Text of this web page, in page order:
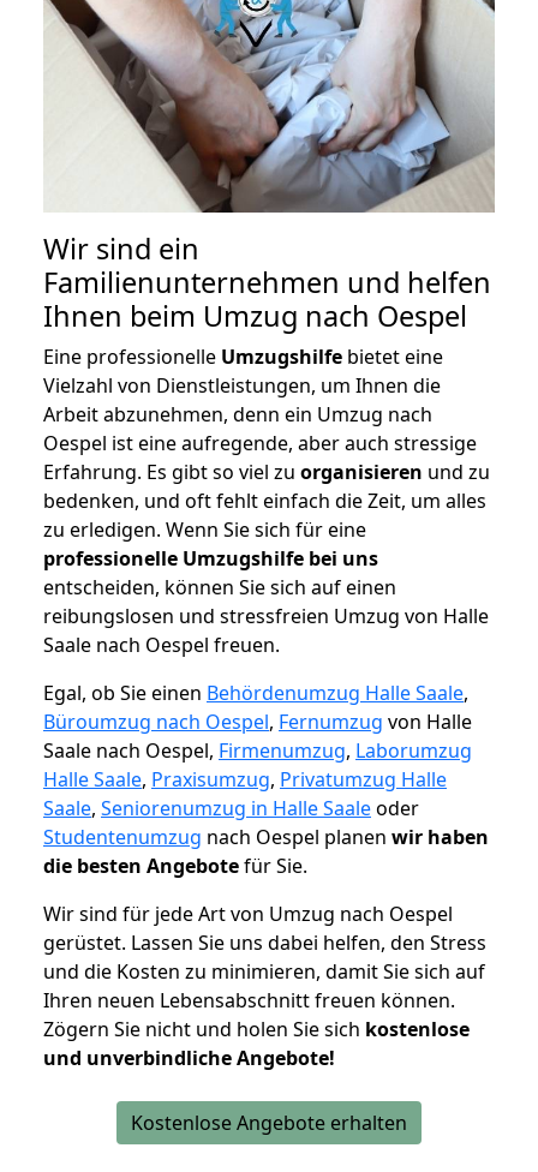
Wir sind ein
Familienunternehmen und helfen
Ihnen beim Umzug nach Oespel
Eine professionelle Umzugshilfe bietet eine
Vielzahl von Dienstleistungen, um Ihnen die
Arbeit abzunehmen, denn ein Umzug nach
Oespel ist eine aufregende, aber auch stressige
Erfahrung. Es gibt so viel zu organisieren und zu
bedenken, und oft fehlt einfach die Zeit, um alles
zu erledigen. Wenn Sie sich für eine
professionelle Umzugshilfe bei uns
entscheiden, können Sie sich auf einen
reibungslosen und stressfreien Umzug von Halle
Saale nach Oespel freuen.
Egal, ob Sie einen Behördenumzug Halle Saale,
Büroumzug nach Oespel, Fernumzug von Halle
Saale nach Oespel, Firmenumzug, Laborumzug
Halle Saale, Praxisumzug, Privatumzug Halle
Saale, Seniorenumzug in Halle Saaleoder
Studentenumzug nach Oespel planen wir haben
die besten Angebotefür Sie.
Wir sind für jede Art von Umzug nach Oespel
gerüstet. Lassen Sie uns dabei helfen, den Stress
und die Kosten zu minimieren, damit Sie sich auf
Ihren neuen Lebensabschnitt freuen können.
Zögern Sie nicht und holen Sie sich kostenlose
und unverbindliche Angebote!
Kostenlose Angebote erhalten